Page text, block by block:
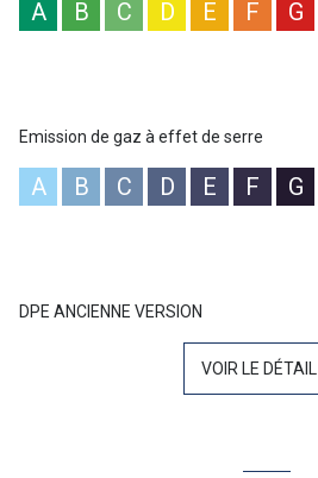
A B C D E F G
Emission de gaz à effet de serre
A B C D E F G
DPE ANCIENNE VERSION
VOIR LE DÉTAIL